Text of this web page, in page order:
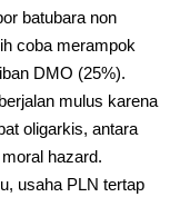
batubara non
coba merampok
DMO (25%).
mulus karena
oligarkis, antara
hazard.
usaha PLN tertap